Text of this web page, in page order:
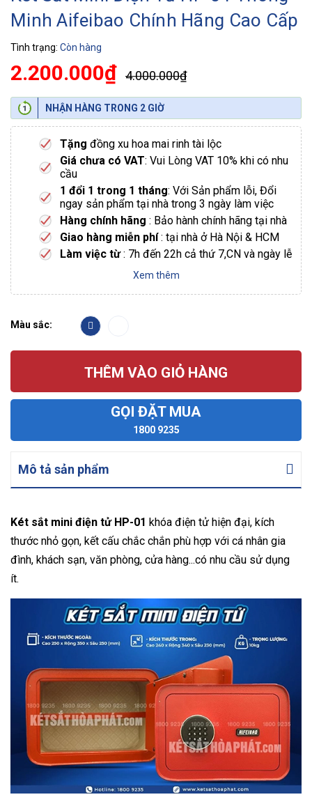
Minh Aifeibao Chính Hãng Cao Cấp
Tình trạng: Còn hàng
2.200.000₫ 4.000.000₫
NHẬN HÀNG TRONG 2 GIỜ
Tặng đồng xu hoa mai rinh tài lộc
Giá chưa có VAT: Vui Lòng VAT 10% khi có nhu
cầu
1 đổi 1 trong 1 tháng: Với Sản phẩm lỗi, Đổi
ngay sản phẩm tại nhà trong 3 ngày làm việc
Hàng chính hãng : Bảo hành chính hãng tại nhà
Giao hàng miễn phí: tại nhà ở Hà Nội & HCM
Làm việc từ: 7h đến 22h cả thứ 7,CN và ngày lễ
Xem thêm
Màu sắc:
THÊM VÀO GIỎ HÀNG
GỌI ĐẶT MUA
1800 9235
Mô tả sản phẩm
Két sắt mini điện tử HP-01 khóa điện tử hiện đại, kích
thước nhỏ gọn, kết cấu chắc chắn phù hợp với cá nhân gia
đình, khách sạn, văn phòng, cửa hàng...có nhu cầu sử dụng
ít.